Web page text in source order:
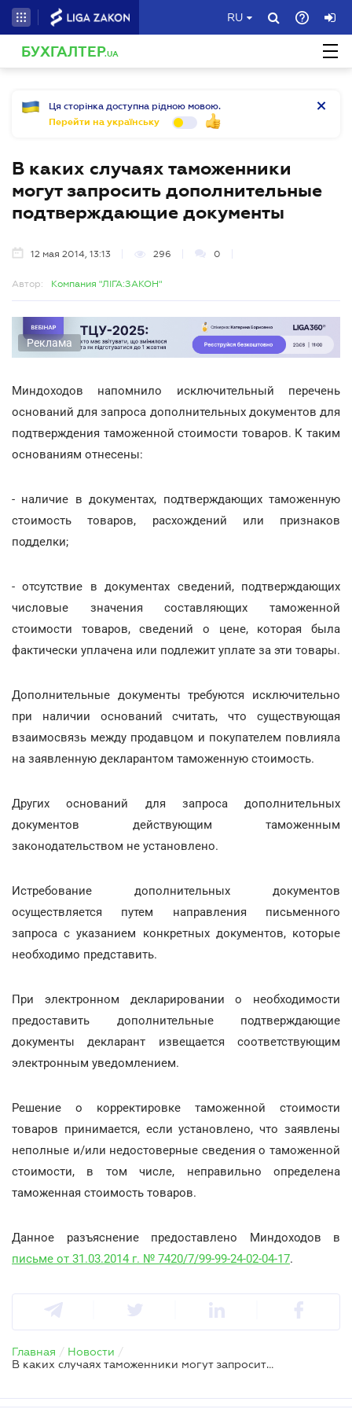
RU
БУХГАЛТЕР.UA
Ця сторінка доступна рідною мовою.
Перейти на українську
В каких случаях таможенники
могут запросить дополнительные
подтверждающие документы
12 мая 2014, 13:13 296 0
Автор: Компания "ЛІГА:ЗАКОН"
Реклама
Миндоходов напомнило исключительный перечень
оснований для запроса дополнительных документов для
подтверждения таможенной стоимости товаров. К таким
основаниям отнесены:
- наличие в документах, подтверждающих таможенную
стоимость товаров, расхождений или признаков
подделки;
- отсутствие в документах сведений, подтверждающих
числовые значения составляющих таможенной
стоимости товаров, сведений о цене, которая была
фактически уплачена или подлежит уплате за эти товары.
Дополнительные документы требуются исключительно
при наличии оснований считать, что существующая
взаимосвязь между продавцом и покупателем повлияла
на заявленную декларантом таможенную стоимость.
Других оснований для запроса дополнительных
документов действующим таможенным
законодательством не установлено.
Истребование дополнительных документов
осуществляется путем направления письменного
запроса с указанием конкретных документов, которые
необходимо представить.
При электронном декларировании о необходимости
предоставить дополнительные подтверждающие
документы декларант извещается соответствующим
электронным уведомлением.
Решение о корректировке таможенной стоимости
товаров принимается, если установлено, что заявлены
неполные и/или недостоверные сведения о таможенной
стоимости, в том числе, неправильно определена
таможенная стоимость товаров.
Данное разъяснение предоставлено Миндоходов в
письме от 31.03.2014 г. № 7420/7/99-99-24-02-04-17.
Главная / Новости /
В каких случаях таможенники могут запросить дополнительные подтверждающие документы